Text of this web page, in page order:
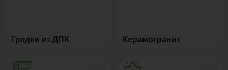
Грядки из ДПК Керамогранит